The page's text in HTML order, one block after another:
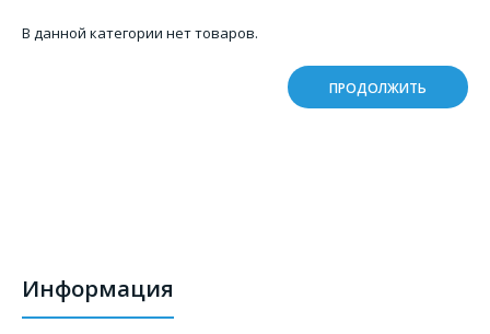
В данной категории нет товаров.
ПРОДОЛЖИТЬ
Информация